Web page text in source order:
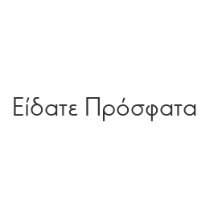
Είδατε Πρόσφατα